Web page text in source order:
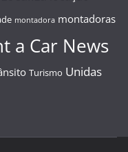
montadora montadoras
a Car News
Turismo Unidas